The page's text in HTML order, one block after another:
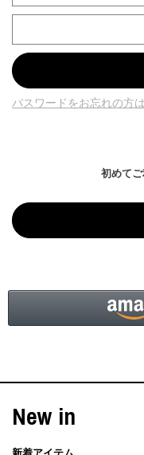
パスワードをお忘れの方
初めて
New in